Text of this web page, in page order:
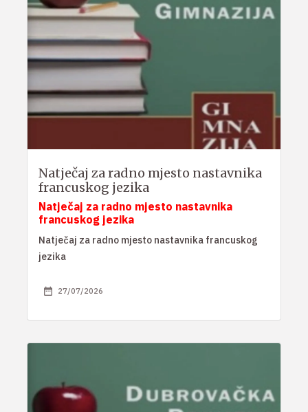
Natječaj za radno mjesto nastavnika
francuskog jezika
Natječaj za radno mjesto nastavnika
francuskog jezika
Natječaj za radno mjesto nastavnika francuskog
jezika
27/07/2026